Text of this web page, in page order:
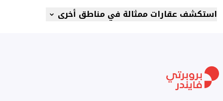
استكشف عقارات ممثالة في مناطق أخرى